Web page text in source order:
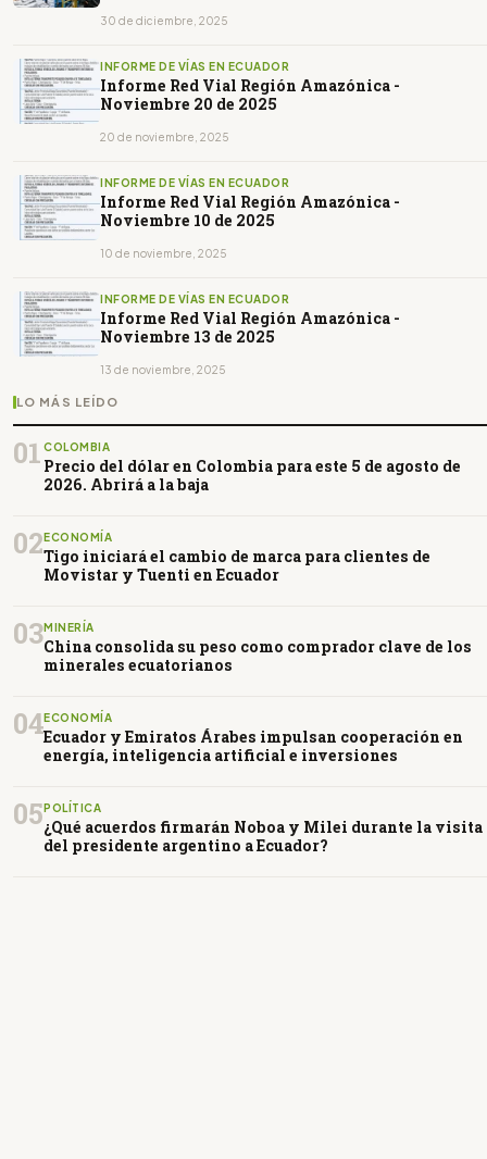
30 de diciembre, 2025
INFORME DE VÍAS EN ECUADOR
Informe Red Vial Región Amazónica -
Noviembre 20 de 2025
20 de noviembre, 2025
INFORME DE VÍAS EN ECUADOR
Informe Red Vial Región Amazónica -
Noviembre 10 de 2025
10 de noviembre, 2025
INFORME DE VÍAS EN ECUADOR
Informe Red Vial Región Amazónica -
Noviembre 13 de 2025
13 de noviembre, 2025
LO MÁS LEÍDO
01 COLOMBIA
Precio del dólar en Colombia para este 5 de agosto de
2026. Abrirá a la baja
02 ECONOMÍA
Tigo iniciará el cambio de marca para clientes de
Movistar y Tuenti en Ecuador
03MINERÍA
China consolida su peso como comprador clave de los
minerales ecuatorianos
04ECONOMÍA
Ecuador y Emiratos Árabes impulsan cooperación en
energía, inteligencia artificial e inversiones
05 POLÍTICA
¿Qué acuerdos firmarán Noboa y Milei durante la visita
del presidente argentino a Ecuador?